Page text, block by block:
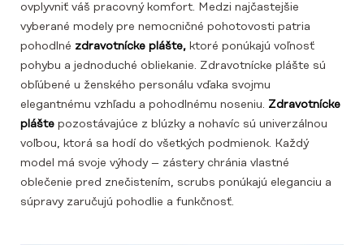
ovplyvniť váš pracovný komfort. Medzi najčastejšie
vyberané modely pre nemocničné pohotovosti patria
pohodlné zdravotnícke plášte, ktoré ponúkajú voľnosť
pohybu a jednoduché obliekanie. Zdravotnícke plášte sú
obľúbené u ženského personálu vďaka svojmu
elegantnému vzhľadu a pohodlnému noseniu. Zdravotnícke
plášte pozostávajúce z blúzky a nohavíc sú univerzálnou
voľbou, ktorá sa hodí do všetkých podmienok. Každý
model má svoje výhody – zástery chránia vlastné
oblečenie pred znečistením, scrubs ponúkajú eleganciu a
súpravy zaručujú pohodlie a funkčnosť.